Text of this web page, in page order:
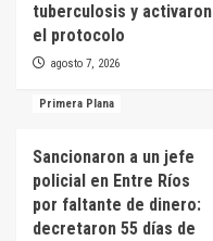
tuberculosis y activaron
el protocolo
agosto 7, 2026
Primera Plana
Sancionaron a un jefe
policial en Entre Ríos
por faltante de dinero:
decretaron 55 días de